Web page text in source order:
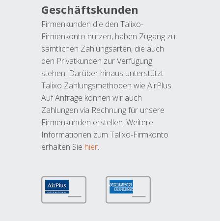
Geschäftskunden
Firmenkunden die den Talixo-
Firmenkonto nutzen, haben Zugang zu
sämtlichen Zahlungsarten, die auch
den Privatkunden zur Verfügung
stehen. Darüber hinaus unterstützt
Talixo Zahlungsmethoden wie AirPlus.
Auf Anfrage können wir auch
Zahlungen via Rechnung für unsere
Firmenkunden erstellen. Weitere
Informationen zum Talixo-Firmkonto
erhalten Sie hier.